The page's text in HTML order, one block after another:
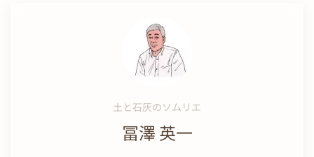
土と石灰のソムリエ
冨澤 英一